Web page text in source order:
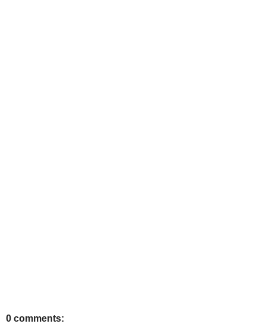
0 comments: